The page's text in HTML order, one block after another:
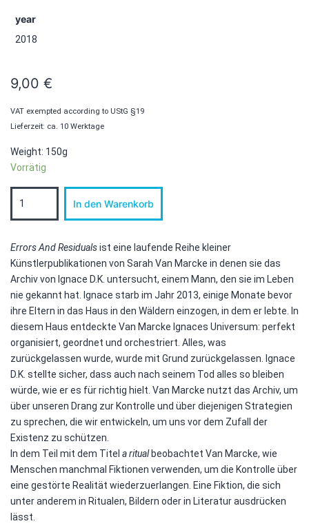
year
2018
9,00 €
VAT exempted according to UStG §19
Lieferzeit: ca. 10 Werktage
Weight: 150g
Vorrätig
And
Residuals
a
ritual
In den Warenkorb
Errors And Residualsist eine laufende Reihe kleiner
Künstlerpublikationen von Sarah Van Marcke in denen sie das
Archiv von Ignace D.K. untersucht, einem Mann, den sie im Leben
nie gekannt hat. Ignace starb im Jahr 2013, einige Monate bevor
ihre Eltern in das Haus in den Wäldern einzogen, in dem er lebte. In
diesem Haus entdeckte Van Marcke Ignaces Universum: perfekt
organisiert, geordnet und orchestriert. Alles, was
zurückgelassen wurde, wurde mit Grund zurückgelassen. Ignace
D.K. stellte sicher, dass auch nach seinem Tod alles so bleiben
würde, wie er es für richtig hielt. Van Marcke nutzt das Archiv, um
über unseren Drang zur Kontrolle und über diejenigen Strategien
zu sprechen, die wir entwickeln, um uns vor dem Zufall der
Existenz zu schützen.
In dem Teil mit dem Titel a ritualbeobachtet Van Marcke, wie
Menschen manchmal Fiktionen verwenden, um die Kontrolle über
eine gestörte Realität wiederzuerlangen. Eine Fiktion, die sich
unter anderem in Ritualen, Bildern oder in Literatur ausdrücken
lässt.